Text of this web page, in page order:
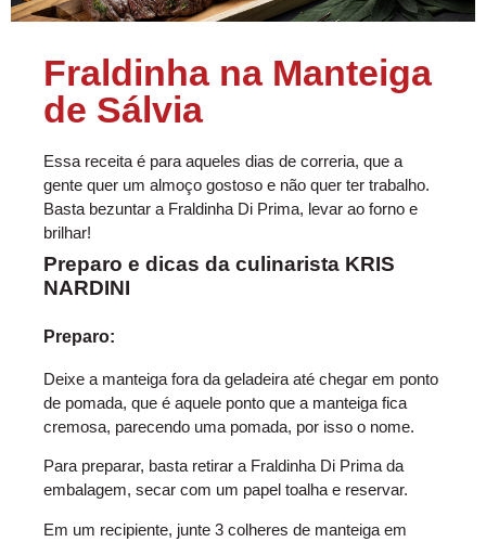
Fraldinha na Manteiga
de Sálvia
Essa receita é para aqueles dias de correria, que a
gente quer um almoço gostoso e não quer ter trabalho.
Basta bezuntar a Fraldinha Di Prima, levar ao forno e
brilhar!
Preparo e dicas da culinarista KRIS
NARDINI
Preparo:
Deixe a manteiga fora da geladeira até chegar em ponto
de pomada, que é aquele ponto que a manteiga fica
cremosa, parecendo uma pomada, por isso o nome.
Para preparar, basta retirar a Fraldinha Di Prima da
embalagem, secar com um papel toalha e reservar.
Em um recipiente, junte 3 colheres de manteiga em